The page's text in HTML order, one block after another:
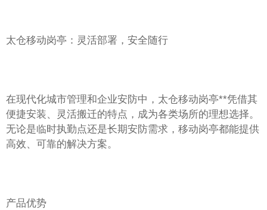
太仓移动岗亭：灵活部署，安全随行
在现代化城市管理和企业安防中，太仓移动岗亭**凭借其
便捷安装、灵活搬迁的特点，成为各类场所的理想选择。
无论是临时执勤点还是长期安防需求，移动岗亭都能提供
高效、可靠的解决方案。
产品优势